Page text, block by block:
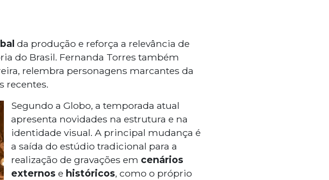
da produção e reforça a relevância de
do Brasil. Fernanda Torres também
relembra personagens marcantes da
recentes.
Segundo a Globo, a temporada atual
apresenta novidades na estrutura e na
identidade visual. A principal mudança é
a saída do estúdio tradicional para a
realização de gravações em cenários
externos e históricos, como o próprio